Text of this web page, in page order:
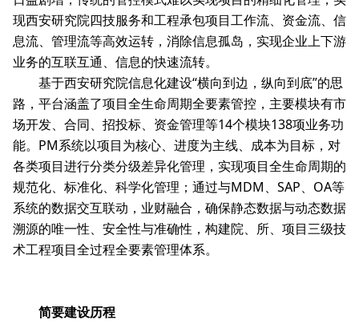
现西安研究院四技服务和工程承包项目工作流、资金流、信
息流、管理流等高效运转，消除信息孤岛，实现企业上下游
业务的互联互通、信息的快速流转。
基于西安研究院信息化建设“横向到边，纵向到底”的思
路，平台涵盖了项目全生命周期全要素管控，主要模块有市
场开发、合同、招投标、资金管理等14个模块138项业务功
能。PM系统以项目为核心、进度为主线、成本为目标，对
各类项目进行分类分级差异化管理，实现项目全生命周期的
规范化、标准化、科学化管理；通过与MDM、SAP、OA等
系统的数据交互联动，业财融合，确保静态数据与动态数据
溯源的唯一性、安全性与准确性，构建院、所、项目三级技
术工程项目全过程全要素管理体系。
简要建设历程